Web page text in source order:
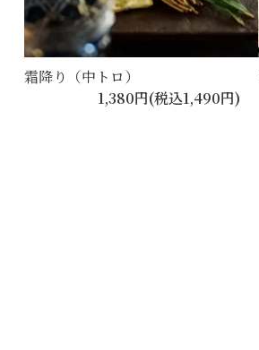
霜降り（中トロ）
1,380円(税込1,490円)